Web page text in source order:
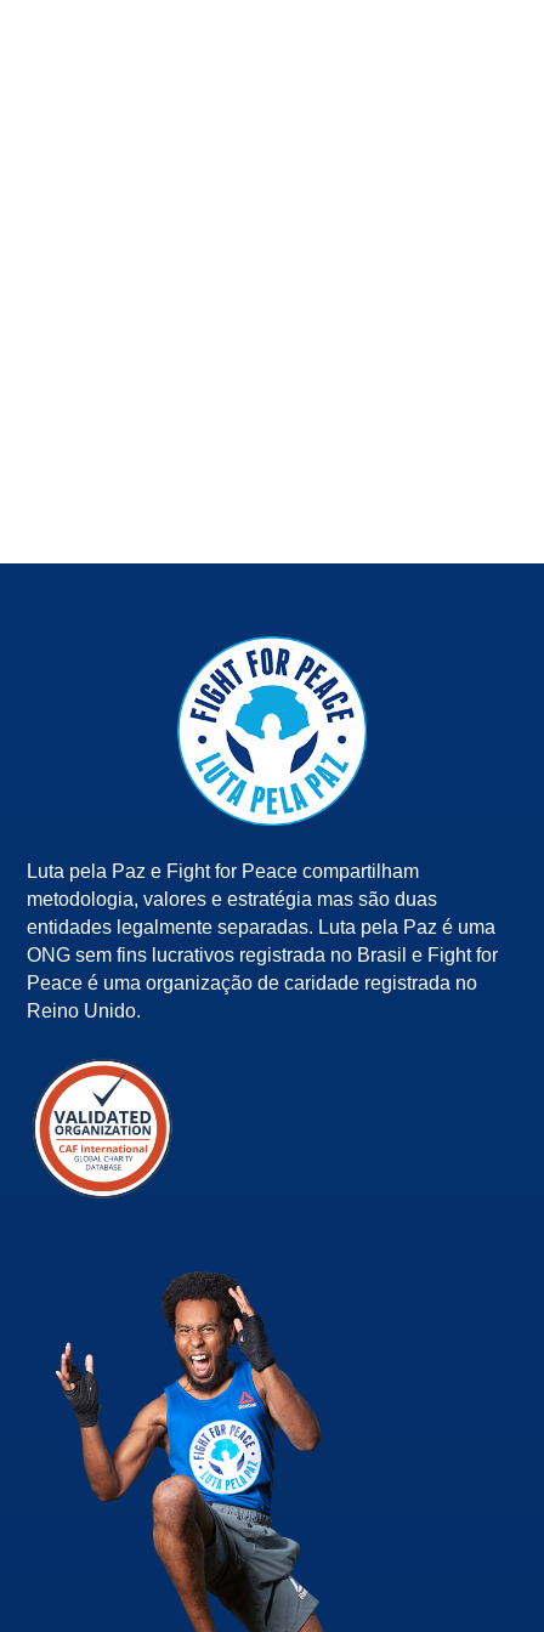
Luta pela Paz e Fight for Peace compartilham
metodologia, valores e estratégia mas são duas
entidades legalmente separadas. Luta pela Paz é uma
ONG sem fins lucrativos registrada no Brasil e Fight for
Peace é uma organização de caridade registrada no
Reino Unido.